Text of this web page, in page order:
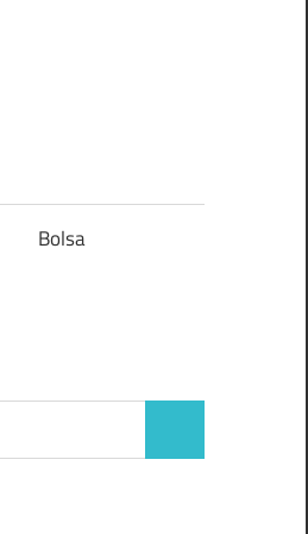
Bolsa